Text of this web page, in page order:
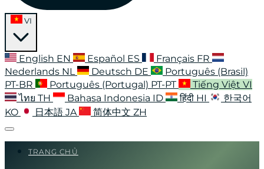
English EN Español ES Français FR
Nederlands NL Deutsch DE
Português (Brasil)
PT-BR
Português (Portugal) PT-PT Tiếng Việt VI
ไทย TH Bahasa Indonesia ID हिंदी HI
한국어
KO
日本語 JA 简体中文 ZH
TRANG CHỦ